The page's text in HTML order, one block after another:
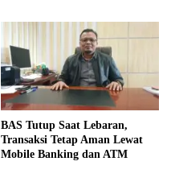
BAS Tutup Saat Lebaran,
Transaksi Tetap Aman Lewat
Mobile Banking dan ATM